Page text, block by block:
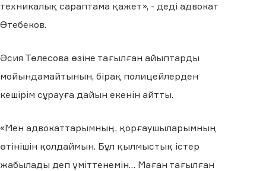
техникалық сараптама қажет», - деді адвокат
Өтебеков.
Әсия Төлесова өзіне тағылған айыптарды
мойындамайтынын, бірақ полицейлерден
кешірім сұрауға дайын екенін айтты.
«Мен адвокаттарымның, қорғаушыларымның
өтінішін қолдаймын. Бұл қылмыстық істер
жабылады деп үміттенемін… Маған тағылған